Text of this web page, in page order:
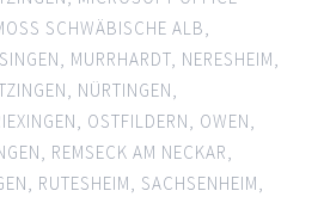
SCHWÄBISCHE ALB,
, MURRHARDT, NERESHEIM,
, NÜRTINGEN,
, OSTFILDERN, OWEN,
, REMSECK AM NECKAR,
, RUTESHEIM, SACHSENHEIM,